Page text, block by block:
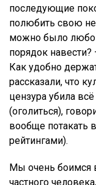
последующие
полюбить свою
можно было
порядок навести?
Как удобно
рассказали, что
цензура убила
(оголиться),
вообще потакать
рейтингами).
Мы очень боимся
частного